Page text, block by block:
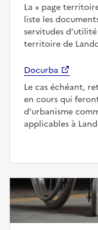
La
page
liste les
servitudes
territoire de
Docurba
Le cas échéant,
en cours qui
d'urbanisme
applicables à